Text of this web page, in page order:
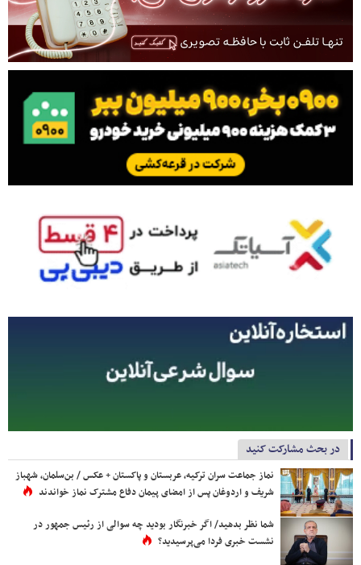
در بحث مشارکت کنید
نماز جماعت سران ترکیه، عربستان و پاکستان + عکس / بن‌سلمان، شهباز
شریف و اردوغان پس از امضای پیمان دفاع مشترک نماز خواندند
شما نظر بدهید/ اگر خبرنگار بودید چه سوالی از رئیس جمهور در
نشست خبری فردا می‌پرسیدید؟